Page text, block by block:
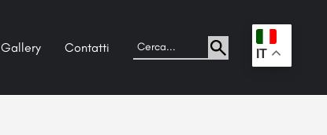
Gallery Contatti . IT